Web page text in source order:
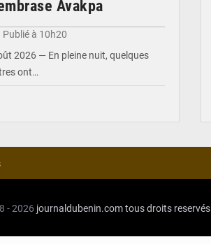
Avakpa
Publié à 10h20
2026 — En pleine nuit, quelques
ont…
- 2026 journaldubenin.comtous droits reservés